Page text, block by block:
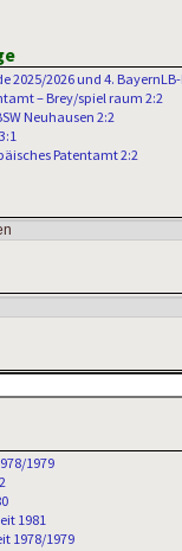
2025/2026 und 4.
– Brey/spiel raum 2:2
Neuhausen 2:2
Patentamt 2:2
1979
1981
1978/1979